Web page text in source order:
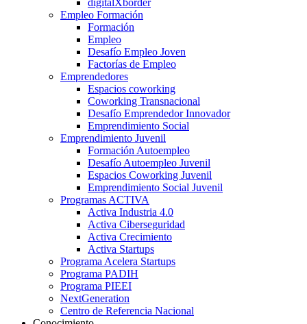
Empleo Formación
Formación
Empleo
Desafío Empleo Joven
Factorías de Empleo
Emprendedores
Espacios coworking
Coworking Transnacional
Desafío Emprendedor Innovador
Emprendimiento Social
Emprendimiento Juvenil
Formación Autoempleo
Desafío Autoempleo Juvenil
Espacios Coworking Juvenil
Emprendimiento Social Juvenil
Programas ACTIVA
Activa Industria 4.0
Activa Ciberseguridad
Activa Crecimiento
Activa Startups
Programa Acelera Startups
Programa PADIH
Programa PIEEI
NextGeneration
Centro de Referencia Nacional